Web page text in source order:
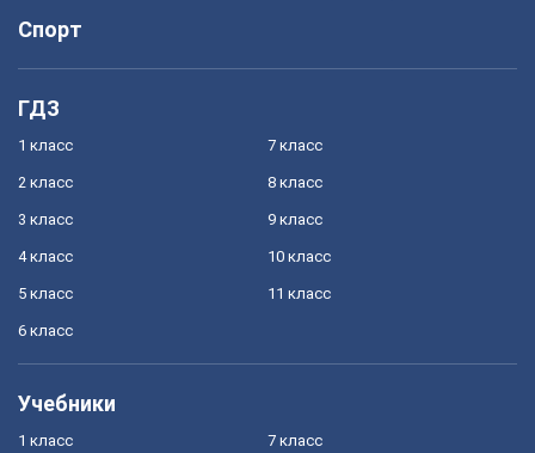
Спорт
ГДЗ
1 класс
2 класс
3 класс
4 класс
5 класс
6 класс
7 класс
8 класс
9 класс
10 класс
11 класс
Учебники
1 класс 7 класс